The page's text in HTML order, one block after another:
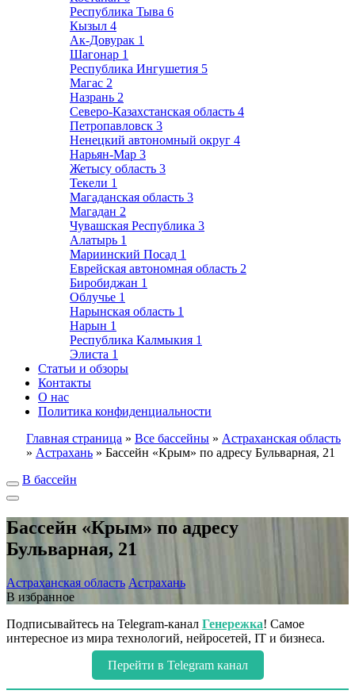
Республика Тыва 6
Кызыл 4
Ак-Довурак 1
Шагонар 1
Республика Ингушетия 5
Магас 2
Назрань 2
Северо-Казахстанская область 4
Петропавловск 3
Ненецкий автономный округ 4
Нарьян-Мар 3
Жетысу область 3
Текели 1
Магаданская область 3
Магадан 2
Чувашская Республика 3
Алатырь 1
Мариинский Посад 1
Еврейская автономная область 2
Биробиджан 1
Облучье 1
Нарынская область 1
Нарын 1
Республика Калмыкия 1
Элиста 1
Статьи и обзоры
Контакты
О нас
Политика конфиденциальности
Главная страница » Все бассейны » Астраханская область
» Астрахань » Бассейн «Крым» по адресу Бульварная, 21
В бассейн
Бассейн «Крым» по адресу
Бульварная, 21
Астраханская область Астрахань
В избранное
Подписывайтесь на Telegram-канал Генережка! Самое
интересное из мира технологий, нейросетей, IT и бизнеса.
Перейти в Telegram канал